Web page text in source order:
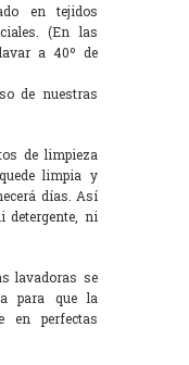
en tejidos
(En las
a 40º de
de nuestras
de limpieza
limpia y
días. Así
detergente, ni
lavadoras se
para que la
en perfectas